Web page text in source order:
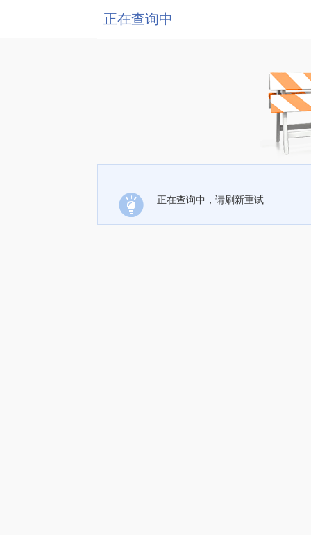
正在查询中
正在查询中，请刷新重试